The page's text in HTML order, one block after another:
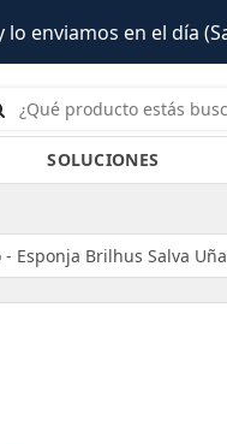
en el día (Salta)
SOLUCIONES
- Esponja Brilhus Salva Uña